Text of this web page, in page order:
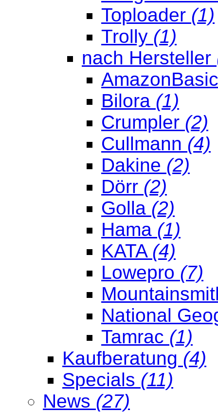
Toploader (1)
Trolly (1)
nach Hersteller
Bilora (1)
Crumpler (2)
Cullmann (4)
Dakine (2)
Dörr (2)
Golla (2)
Hama (1)
KATA (4)
Lowepro (7)
National
Tamrac (1)
Kaufberatung (4)
Specials (11)
News (27)